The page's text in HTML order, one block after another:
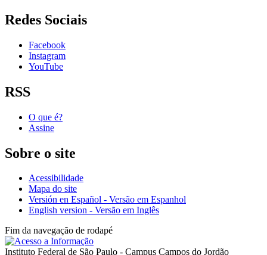
Redes Sociais
Facebook
Instagram
YouTube
RSS
O que é?
Assine
Sobre o site
Acessibilidade
Mapa do site
Versión en Español - Versão em Espanhol
English version - Versão em Inglês
Fim da navegação de rodapé
Instituto Federal de São Paulo - Campus Campos do Jordão